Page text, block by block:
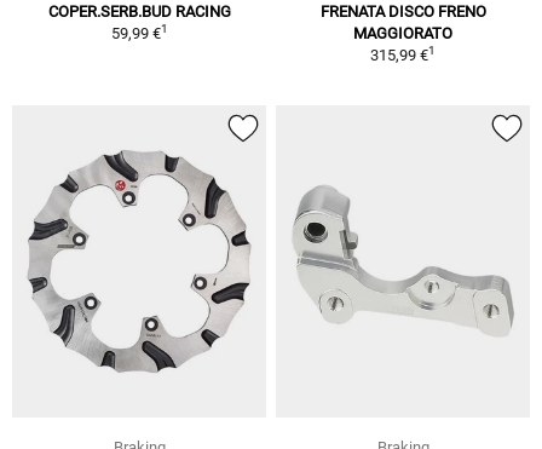
COPER.SERB.BUD RACING
59,99 €1
FRENATA DISCO FRENO
MAGGIORATO
315,99 €1